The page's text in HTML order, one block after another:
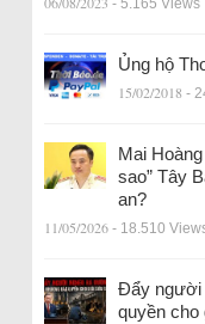
- 5.165 Views
Ủng hộ
15/02/2018 -
Mai
sao” Tây
an?
11/05/2026 - 18.510
Đẩy người
quyền cho